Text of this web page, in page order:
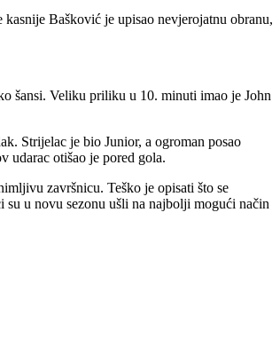
Bašković je upisao nevjerojatnu obranu,
šansi. Veliku priliku u 10. minuti imao je John
Strijelac je bio Junior, a ogroman posao
udarac otišao je pored gola.
završnicu. Teško je opisati što se
u novu sezonu ušli na najbolji mogući način